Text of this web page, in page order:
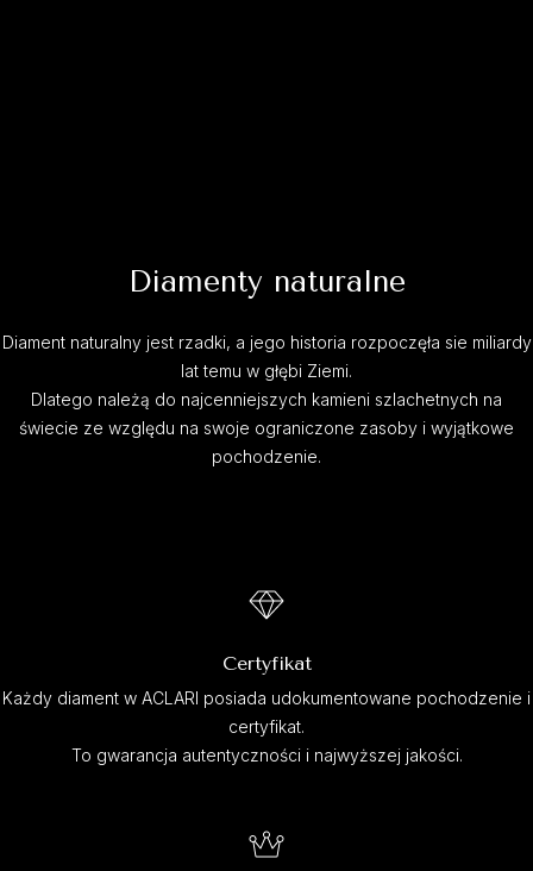
Diamenty naturalne
Diament naturalny jest rzadki, a jego historia rozpoczęła sie miliardy
lat temu w głębi Ziemi.
Dlatego należą do najcenniejszych kamieni szlachetnych na
świecie ze względu na swoje ograniczone zasoby i wyjątkowe
pochodzenie.
Certyfikat
Każdy diament w ACLARI posiada udokumentowane pochodzenie i
certyfikat.
To gwarancja autentyczności i najwyższej jakości.